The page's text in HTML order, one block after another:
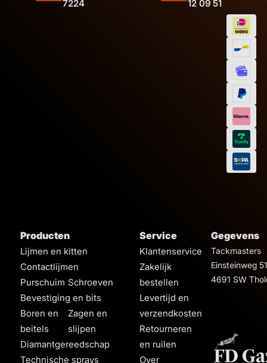
Inhoud
Kleur
Wit
7224
12 09 51
Producten
Lijmen en kitten
Contactlijmen
Purschuim Schroeven
Bevestiging en bits
Boren en
beitels
Zagen en
slijpen
Diamantgereedschap
Technische sprays
Service
Klantenservice
Zakelijk
bestellen
Levertijd en
verzendkosten
Retourneren
en ruilen
Over
Gegevens
Tackmasters
Einsteinweg 51
4691 SW